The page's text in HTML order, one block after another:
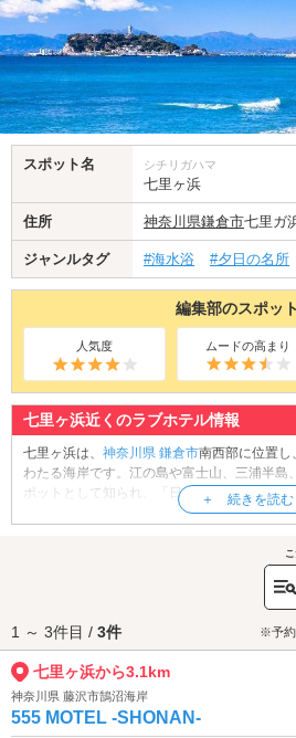
スポット名 シチリガハマ
七里ヶ浜
住所 神奈川県鎌倉市七里ガ
ジャンルタグ #海水浴 #夕日の名所
編集部のスポッ
人気度 ムードの高まり
七里ヶ浜近くのラブホテル情報
七里ヶ浜は、 神奈川県 鎌倉市南西部に位置し
わたる海岸です。江の島や富士山、三浦半島
ポットとして知られ、「日本の渚100選」に
時には、海に沈む美しい夕日を望むことがで
おり、サーフィンやウィンドサーフィンな
ても有名です。海岸沿いのドライブコースと
藤沢・湘南・江ノ島エリアの
便利です。
1 ～ 3件目 / 3件 ※予約
七里ヶ浜から3.1km
神奈川県 藤沢市鵠沼海岸
555 MOTEL -SHONAN-